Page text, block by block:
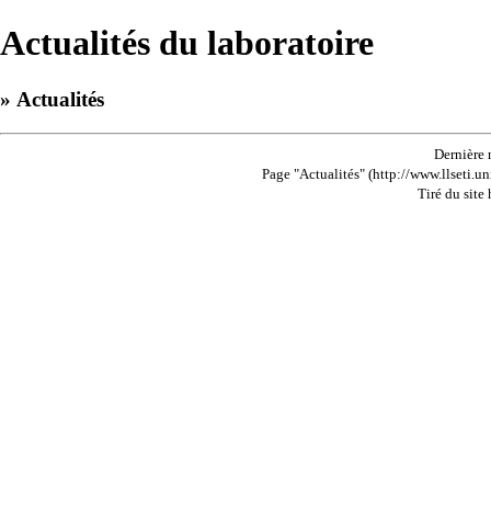
Actualités du laboratoire
» Actualités
Dernière
Page "Actualités" (http://
Tiré du site